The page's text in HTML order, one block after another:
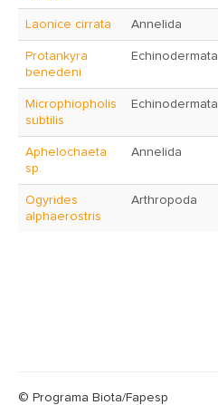
Laonice cirrata Annelida
Protankyra
benedeni
Echinodermata
Microphiopholis
subtilis
Echinodermata
Aphelochaeta
sp.
Annelida
Ogyrides
alphaerostris
Arthropoda
© Programa Biota/Fapesp